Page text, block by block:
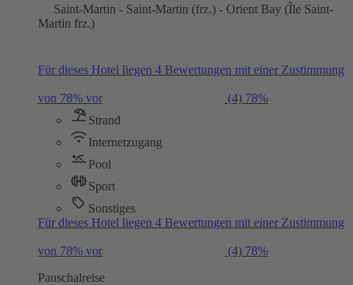
Saint-Martin - Saint-Martin (frz.) - Orient Bay (Île Saint-
Martin frz.)
Für dieses Hotel liegen 4 Bewertungen mit einer Zustimmung
von 78% vor (4) 78%
Strand
Internetzugang
Pool
Sport
Sonstiges
Für dieses Hotel liegen 4 Bewertungen mit einer Zustimmung
von 78% vor (4) 78%
Pauschalreise